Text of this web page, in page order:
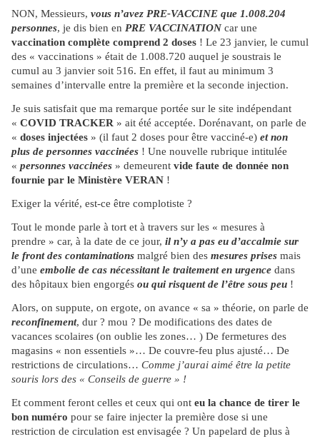
NON, Messieurs, vous n’avez PRE-VACCINE que 1.008.204
personnes, je dis bien en PRE VACCINATIONcar une
vaccination complète comprend 2 doses ! Le 23 janvier, le cumul
des « vaccinations » était de 1.008.720 auquel je soustrais le
cumul au 3 janvier soit 516. En effet, il faut au minimum 3
semaines d’intervalle entre la première et la seconde injection.
Je suis satisfait que ma remarque portée sur le site indépendant
« COVID TRACKER » ait été acceptée. Dorénavant, on parle de
« doses injectées » (il faut 2 doses pour être vacciné-e) et non
plus de personnes vaccinées ! Une nouvelle rubrique intitulée
« personnes vaccinées » demeurent vide faute de donnée non
fournie par le Ministère VERAN !
Exiger la vérité, est-ce être complotiste ?
Tout le monde parle à tort et à travers sur les « mesures à
prendre » car, à la date de ce jour, il n’y a pas eu d’accalmie sur
le front des contaminations malgré bien des mesures prises mais
d’une embolie de cas nécessitant le traitement en urgence dans
des hôpitaux bien engorgés ou qui risquent de l’être sous peu !
Alors, on suppute, on ergote, on avance « sa » théorie, on parle de
reconfinement, dur ? mou ? De modifications des dates de
vacances scolaires (on oublie les zones… ) De fermetures des
magasins « non essentiels »… De couvre-feu plus ajusté… De
restrictions de circulations… Comme j’aurai aimé être la petite
souris lors des « Conseils de guerre » !
Et comment feront celles et ceux qui ont eu la chance de tirer le
bon numéro pour se faire injecter la première dose si une
restriction de circulation est envisagée ? Un papelard de plus à